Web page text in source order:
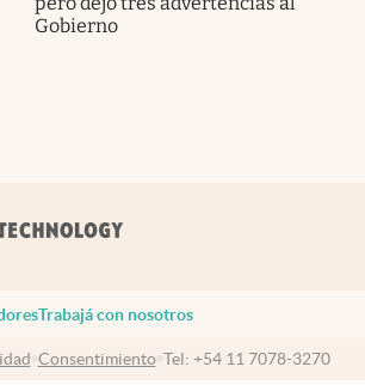
Gobierno
Trabajá con nosotros
Consentimiento Tel: +54 11 7078-3270